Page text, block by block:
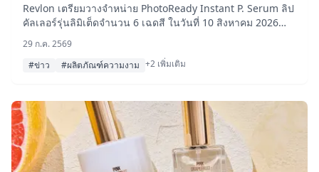
Revlon เตรียมวางจำหน่าย PhotoReady Instant P. Serum ลิป
คัลเลอร์รุ่นลิมิเต็ดจำนวน 6 เฉดสี ในวันที่ 10 สิงหาคม 2026
เย็นสลับกัน ออกแบบมาเพื่อมอบริมฝีปากที่ดูอวบอิ่มฉ่ำวาวด้วย
เนื้อสัมผัสแบบเซรั่ม
29 ก.ค. 2569
#ข่าว
#ผลิตภัณฑ์ความงาม +2 เพิ่มเติม